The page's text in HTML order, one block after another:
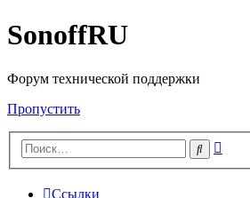
SonoffRU
Форум технической поддержки
Пропустить
Поиск
Ссылки